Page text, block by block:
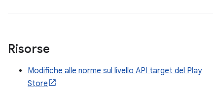
Risorse
Modifiche alle norme sul livello API target del Play
Store